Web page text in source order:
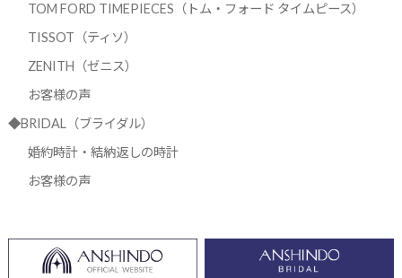
TOM FORD TIMEPIECES（トム・フォード タイムピース）
TISSOT（ティソ）
ZENITH（ゼニス）
お客様の声
◆BRIDAL（ブライダル）
婚約時計・結納返しの時計
お客様の声